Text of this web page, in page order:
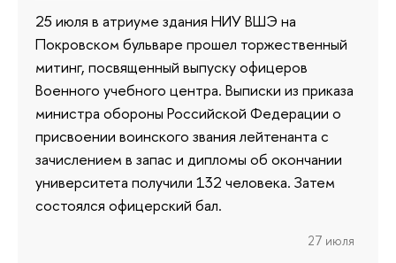
25 июля в атриуме здания НИУ ВШЭ на
Покровском бульваре прошел торжественный
митинг, посвященный выпуску офицеров
Военного учебного центра. Выписки из приказа
министра обороны Российской Федерации о
присвоении воинского звания лейтенанта с
зачислением в запас и дипломы об окончании
университета получили 132 человека. Затем
состоялся офицерский бал.
27 июля